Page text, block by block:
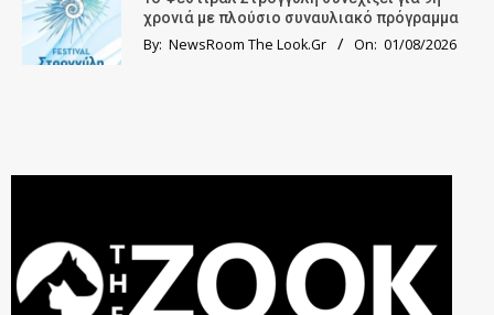
χρονιά με πλούσιο συναυλιακό πρόγραμμα
By: NewsRoom The Look.Gr On: 01/08/2026